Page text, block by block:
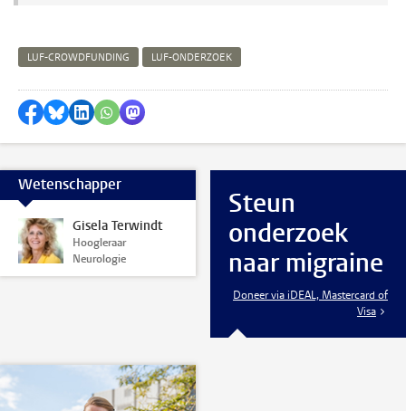
LUF-CROWDFUNDING LUF-ONDERZOEK
Delen op Facebook
Delen via Bluesky
Delen op LinkedIn
Delen via WhatsApp
Delen via Mastodon
Wetenschapper
Gisela Terwindt
Hoogleraar
Neurologie
Steun
onderzoek
naar migraine
Doneer via iDEAL, Mastercard of
Visa